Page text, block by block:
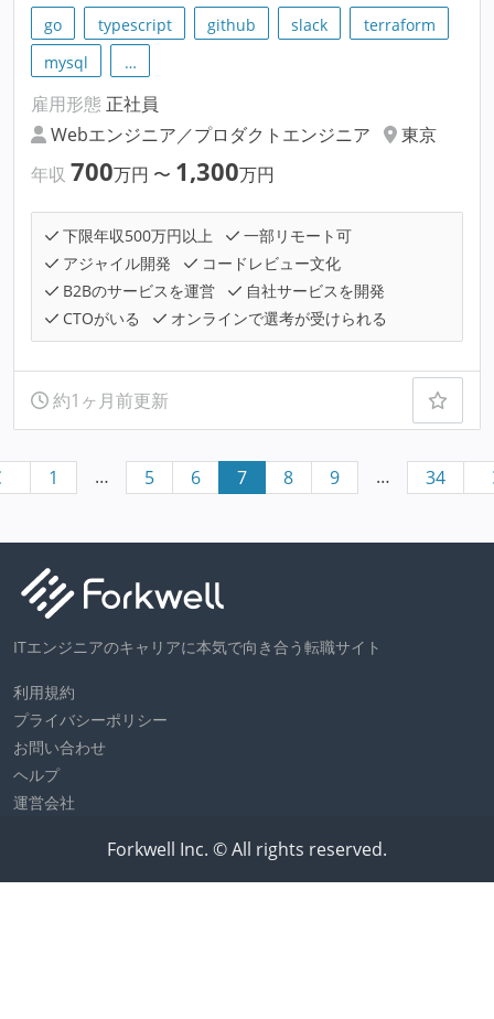
go typescript github slack
terraform
mysql
…
雇用形態 正社員
Webエンジニア／プロダクトエンジニア
東京
年収 700万円 〜 1,300万円
下限年収500万円以上
一部リモート可
アジャイル開発
コードレビュー文化
B2Bのサービスを運営
自社サービスを開発
CTOがいる
オンラインで選考が受けられる
約1ヶ月前更新
1 … 5 6 7 8 9 … 34
ITエンジニアのキャリアに本気で向き合う転職サイト
利用規約
プライバシーポリシー
お問い合わせ
ヘルプ
運営会社
Forkwell Inc. © All rights reserved.